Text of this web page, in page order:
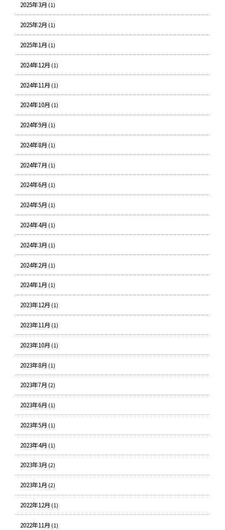
2025年3月 (1)
2025年2月 (1)
2025年1月 (1)
2024年12月 (1)
2024年11月 (1)
2024年10月 (1)
2024年9月 (1)
2024年8月 (1)
2024年7月 (1)
2024年6月 (1)
2024年5月 (1)
2024年4月 (1)
2024年3月 (1)
2024年2月 (1)
2024年1月 (1)
2023年12月 (1)
2023年11月 (1)
2023年10月 (1)
2023年8月 (1)
2023年7月 (2)
2023年6月 (1)
2023年5月 (1)
2023年4月 (1)
2023年3月 (2)
2023年1月 (2)
2022年12月 (1)
2022年11月 (1)